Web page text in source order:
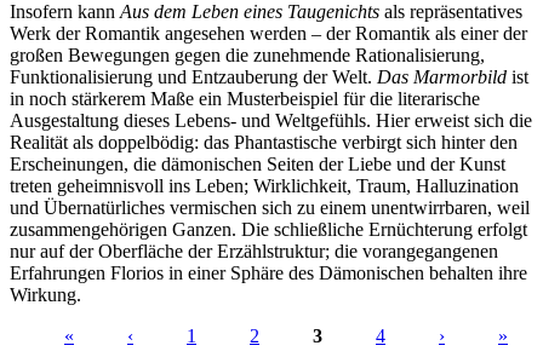
Insofern kannAus dem Leben eines Taugenichts als repräsentatives
Werk der Romantik angesehen werden – der Romantik als einer der
großen Bewegungen gegen die zunehmende Rationalisierung,
Funktionalisierung und Entzauberung der Welt. Das Marmorbild ist
in noch stärkerem Maße ein Musterbeispiel für die literarische
Ausgestaltung dieses Lebens- und Weltgefühls. Hier erweist sich die
Realität als doppelbödig: das Phantastische verbirgt sich hinter den
Erscheinungen, die dämonischen Seiten der Liebe und der Kunst
treten geheimnisvoll ins Leben; Wirklichkeit, Traum, Halluzination
und Übernatürliches vermischen sich zu einem unentwirrbaren, weil
zusammengehörigen Ganzen. Die schließliche Ernüchterung erfolgt
nur auf der Oberfläche der Erzählstruktur; die vorangegangenen
Erfahrungen Florios in einer Sphäre des Dämonischen behalten ihre
Wirkung.
« ‹ 1 2 3 4 ›
»